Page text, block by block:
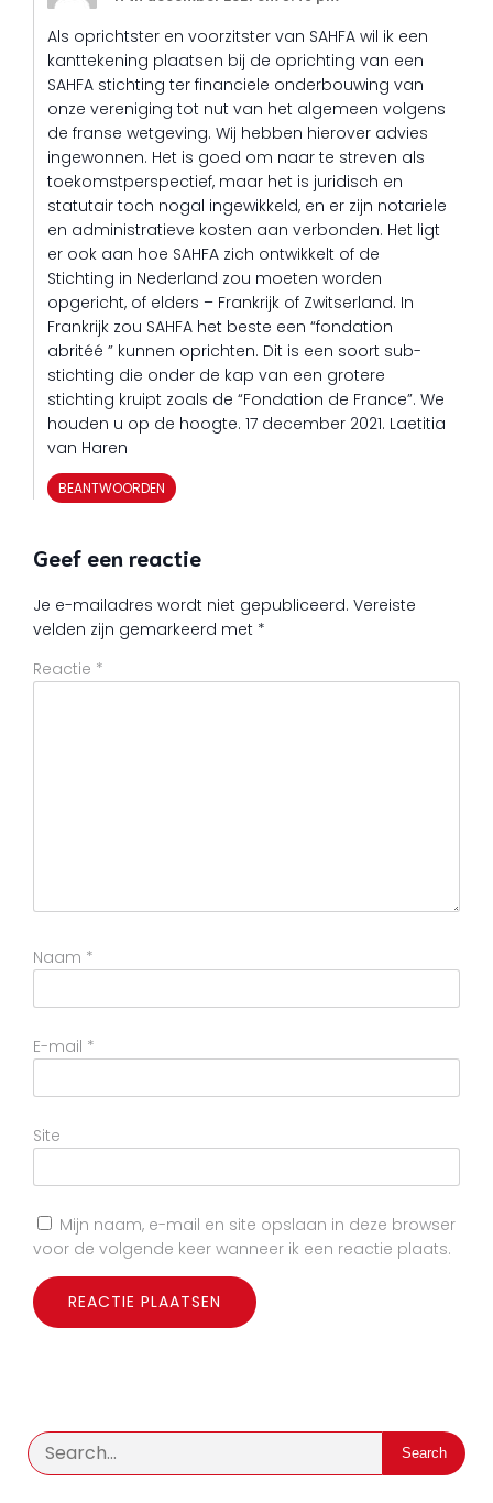
Als oprichtster en voorzitster van SAHFA wil ik een
kanttekening plaatsen bij de oprichting van een
SAHFA stichting ter financiele onderbouwing van
onze vereniging tot nut van het algemeen volgens
de franse wetgeving. Wij hebben hierover advies
ingewonnen. Het is goed om naar te streven als
toekomstperspectief, maar het is juridisch en
statutair toch nogal ingewikkeld, en er zijn notariele
en administratieve kosten aan verbonden. Het ligt
er ook aan hoe SAHFA zich ontwikkelt of de
Stichting in Nederland zou moeten worden
opgericht, of elders – Frankrijk of Zwitserland. In
Frankrijk zou SAHFA het beste een “fondation
abritéé ” kunnen oprichten. Dit is een soort sub-
stichting die onder de kap van een grotere
stichting kruipt zoals de “Fondation de France”. We
houden u op de hoogte. 17 december 2021. Laetitia
van Haren
BEANTWOORDEN
Geef een reactie
Je e-mailadres wordt niet gepubliceerd. Vereiste
velden zijn gemarkeerd met *
Reactie *
Naam *
E-mail *
Site
Mijn naam, e-mail en site opslaan in deze browser
voor de volgende keer wanneer ik een reactie plaats.
Search